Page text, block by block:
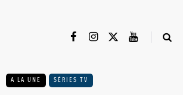
A LA UNE SÉRIES TV